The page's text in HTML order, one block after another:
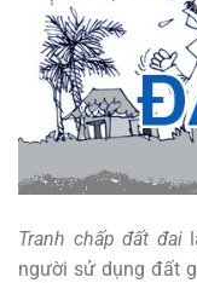
Tranh chấp đất đai
người sử dụng đất